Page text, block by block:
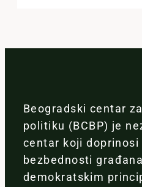
Beogradski centar
politiku (BCBP) je
centar koji doprinosi
bezbednosti
demokratskim